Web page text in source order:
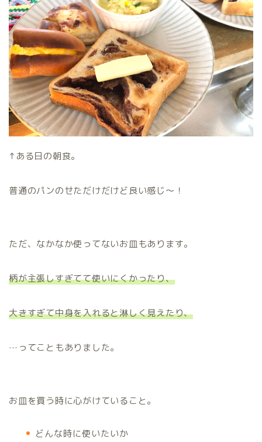
↑ある日の朝食。
普通のパンのせただけだけど良い感じ〜！
ただ、なかなか使ってないお皿もあります。
柄が主張しすぎてて使いにくかったり、
大きすぎて中身を入れると淋しく見えたり、
…ってこともありました。
お皿を買う時に心がけていること。
どんな時に使いたいか